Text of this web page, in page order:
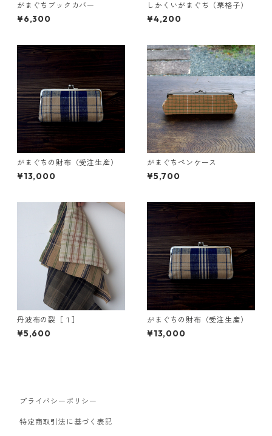
がまぐちブックカバー
¥6,300
しかくいがまぐち（栗格子）
¥4,200
がまぐちの財布（受注生産）
¥13,000
がまぐちペンケース
¥5,700
丹波布の裂［１］
¥5,600
がまぐちの財布（受注生産）
¥13,000
プライバシーポリシー
特定商取引法に基づく表記